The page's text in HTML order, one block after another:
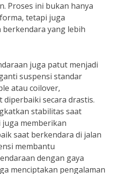
Proses ini bukan hanya
tetapi juga
yang lebih
juga patut menjadi
suspensi standar
atau coilover,
secara drastis.
stabilitas saat
memberikan
saat berkendara di jalan
membantu
dengan gaya
menciptakan pengalaman